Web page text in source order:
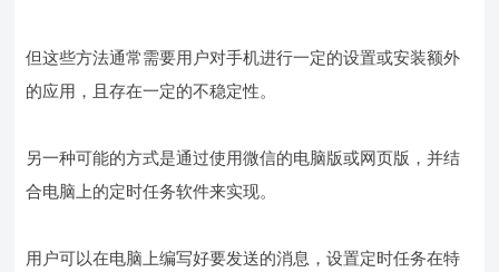
但这些方法通常需要用户对手机进行一定的设置或安装额外
的应用，且存在一定的不稳定性。
另一种可能的方式是通过使用微信的电脑版或网页版，并结
合电脑上的定时任务软件来实现。
用户可以在电脑上编写好要发送的消息，设置定时任务在特